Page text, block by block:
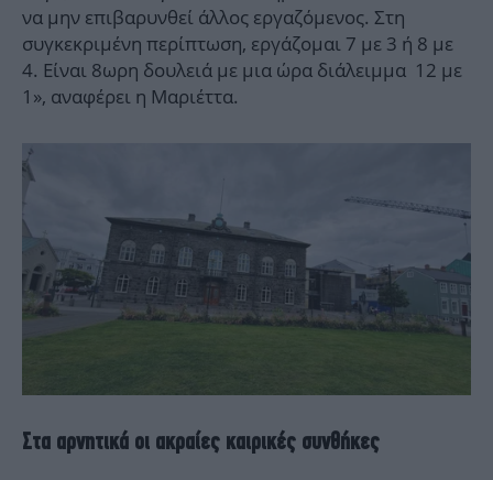
να μην επιβαρυνθεί άλλος εργαζόμενος. Στη
συγκεκριμένη περίπτωση, εργάζομαι 7 με 3 ή 8 με
4. Είναι 8ωρη δουλειά με μια ώρα διάλειμμα 12 με
1», αναφέρει η Μαριέττα.
Στα αρνητικά οι ακραίες καιρικές συνθήκες